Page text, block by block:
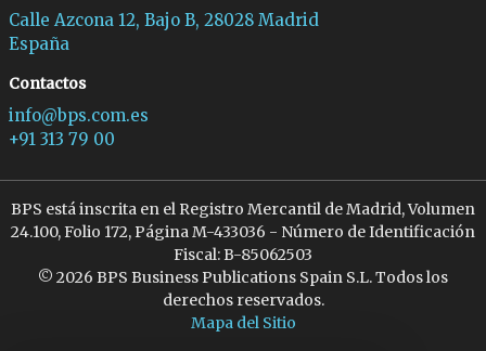
Calle Azcona 12, Bajo B, 28028 Madrid
España
Contactos
info@bps.com.es
+91 313 79 00
BPS está inscrita en el Registro Mercantil de Madrid, Volumen
24.100, Folio 172, Página M-433036 - Número de Identificación
Fiscal: B-85062503
© 2026 BPS Business Publications Spain S.L. Todos los
derechos reservados.
Mapa del Sitio